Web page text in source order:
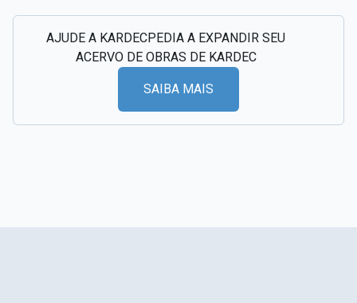
AJUDE A KARDECPEDIA A EXPANDIR SEU
ACERVO DE OBRAS DE KARDEC
SAIBA MAIS